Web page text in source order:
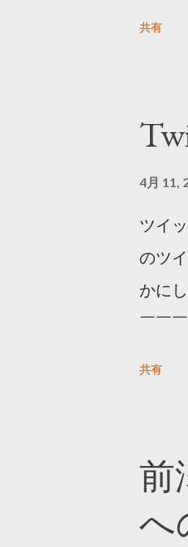
共有
4月 11,
ツイ
のツ
かに
￣￣
共有
前
へ